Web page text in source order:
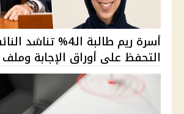
أسرة ريم طالبة الـ4%
التحفظ على أوراق الإجابة